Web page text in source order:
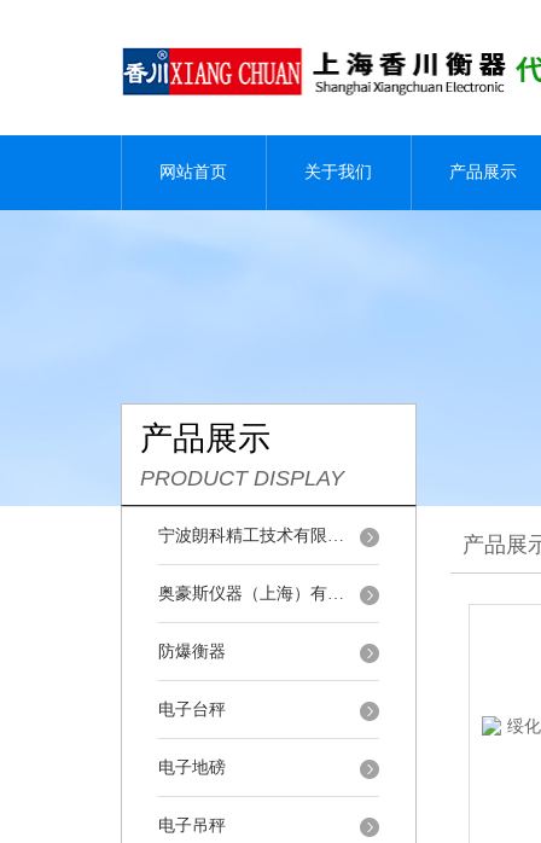
网站首页 关于我们 产品展示
产品展示
PRODUCT DISPLAY
宁波朗科精工技术有限公司
奥豪斯仪器（上海）有限公司
防爆衡器
电子台秤
电子地磅
电子吊秤
产品展